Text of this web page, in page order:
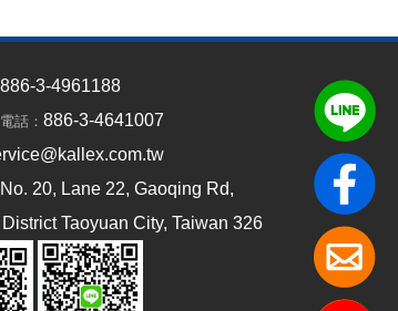
886-3-4961188
話： 886-3-4641007
No. 20, Lane 22, Gaoqing Rd,
Taoyuan City, Taiwan 326